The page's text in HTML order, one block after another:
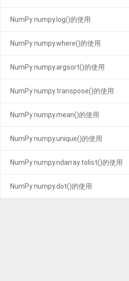
NumPy numpy.log()的使用
NumPy numpy.where()的使用
NumPy numpy.argsort()的使用
NumPy numpy.transpose()的使用
NumPy numpy.mean()的使用
NumPy numpy.unique()的使用
NumPy numpy.ndarray.tolist()的使用
NumPy numpy.dot()的使用